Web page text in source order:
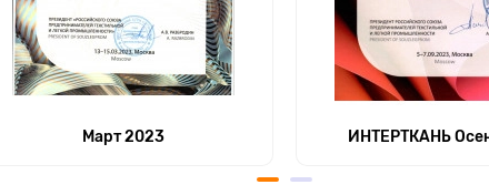
Март 2023 ИНТЕРТКАНЬ